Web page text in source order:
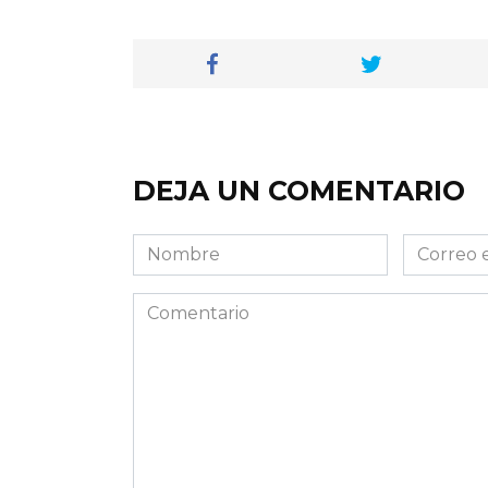
DEJA UN COMENTARIO
Nombre
Correo
Comentario